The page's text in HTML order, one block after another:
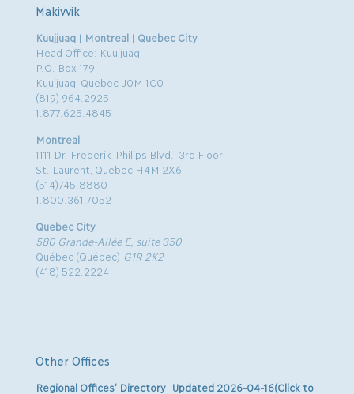
Makivvik
Kuujjuaq | Montreal | Quebec City
Head Office: Kuujjuaq
P.O. Box 179
Kuujjuaq, Quebec J0M 1C0
(819) 964.2925
1.877.625.4845
Montreal
1111 Dr. Frederik-Philips Blvd., 3rd Floor
St. Laurent, Quebec H4M 2X6
(514)745.8880
1.800.361.7052
Quebec City
580 Grande-Allée E, suite 350
Québec (Québec) G1R 2K2
(418) 522.2224
Other Offices
Regional Offices’ Directory Updated 2026-04-16(Click to